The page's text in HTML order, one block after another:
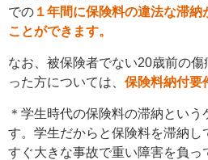
での １年間に保険料の違法な滞
ことができます。
なお、被保険者でない20歳前の
った方については、 保険料納付要
＊学生時代の保険料の滞納とい
す。学生だからと保険料を滞納し
すぐ大きな事故で重い障害を負っ